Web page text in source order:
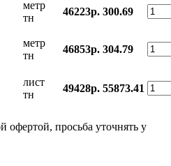
метр
тн
46223р. 300.69
метр
тн
46853р. 304.79
лист
тн
49428р. 55873.41
офертой, просьба уточнять у